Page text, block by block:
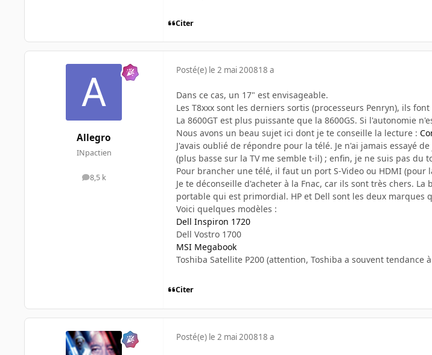
Citer
Allegro
INpactien
8,5 k
messages
Posté(e) le 2 mai 200818 a
Dans ce cas, un 17" est envisageable.
Les T8xxx sont les derniers sortis (processeurs Penryn), ils
La 8600GT est plus puissante que la 8600GS. Si l'autonomie
Nous avons un beau sujet ici dont je te conseille la lecture :
J'avais oublié de répondre pour la télé. Je n'ai jamais essayé
(plus basse sur la TV me semble t-il) ; enfin, je ne suis pas du
Pour brancher une télé, il faut un port S-Video ou HDMI (pour
Je te déconseille d'acheter à la Fnac, car ils sont très chers.
portable qui est primordial. HP et Dell sont les deux marques
Voici quelques modèles :
Dell Inspiron 1720
Dell Vostro 1700
MSI Megabook
Toshiba Satellite P200 (attention, Toshiba a souvent
Citer
Posté(e) le 2 mai 200818 a